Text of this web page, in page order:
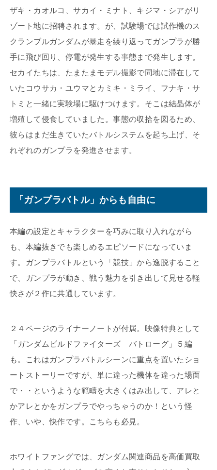
ザキ・カオルコ、サカイ・ミナト、キジマ・シアがリ
ゾート地に招聘されます。が、試験場では試作機のス
クランブルガンダムが暴走を繰り返ってガンプラが勝
手に飛び回り、停電が発生する事態まで発生します。
セカイたちは、たまたまモデル撮影で同地に滞在して
いたコウサカ・ユウマとカミキ・ミライ、フナキ・サ
トミと一緒に実験場に駆けつけます。そこは結晶体が
増殖して侵食していました。事態の収拾を図るため、
彼らはまだ生きていたバトルシステムを起ち上げ、そ
れぞれのガンプラを発進させます。
「ガンプラバトル」からも自由に
本編の設定とキャラクターを巧みに取り入れながら
も、本編抜きでも楽しめるエピソードになっていま
す。ガンプラバトルという「競技」から逸脱すること
で、ガンプラが動き、戦う魅力を引き出して見せる軽
快さが２作に共通しています。
２４ページのライナーノートが付属。映像特典として
「ガンダムビルドファイターズ バトローグ」５編
も。これはガンプラバトルシーンに重点を置いたショ
ートストーリーですが、単に違った機体を違った場面
で・・というような範疇を大きくはみ出して、アレと
かアレとかをガンプラでやっちゃうのか！という怪
作、いや、快作です。こちらも必見。
ホワイトファングでは、ガンダム関連商品を高価買取